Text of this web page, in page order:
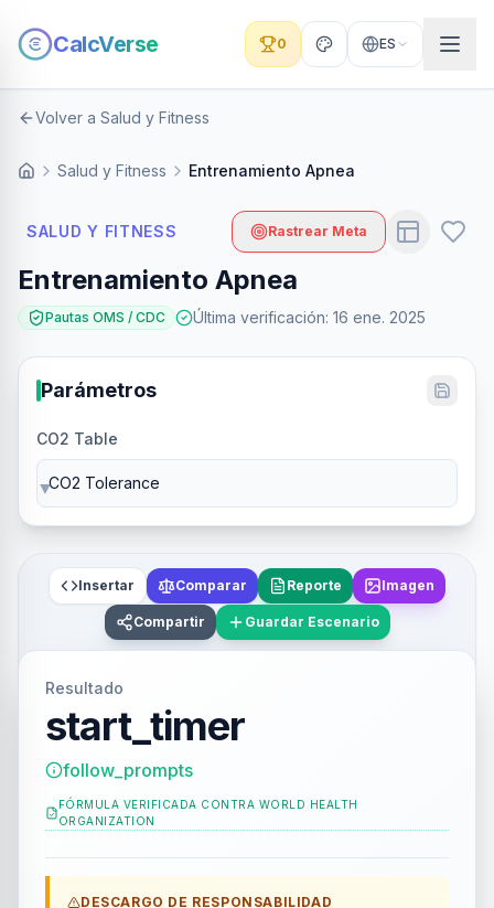
CalcVerse 0 ES
Volver a Salud y Fitness
Salud y Fitness Entrenamiento Apnea
SALUD Y FITNESS Rastrear Meta
Entrenamiento Apnea
Pautas OMS / CDC Última verificación: 16 ene. 2025
Parámetros
CO2 Table
▼
Insertar Comparar Reporte Imagen
Compartir Guardar Escenario
Resultado
start_timer
follow_prompts
FÓRMULA VERIFICADA CONTRA WORLD HEALTH
ORGANIZATION
DESCARGO DE RESPONSABILIDAD